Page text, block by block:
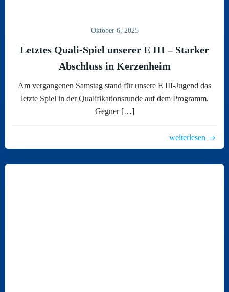
Oktober 6, 2025
Letztes Quali-Spiel unserer E III – Starker
Abschluss in Kerzenheim
Am vergangenen Samstag stand für unsere E III-Jugend das
letzte Spiel in der Qualifikationsrunde auf dem Programm.
Gegner […]
weiterlesen